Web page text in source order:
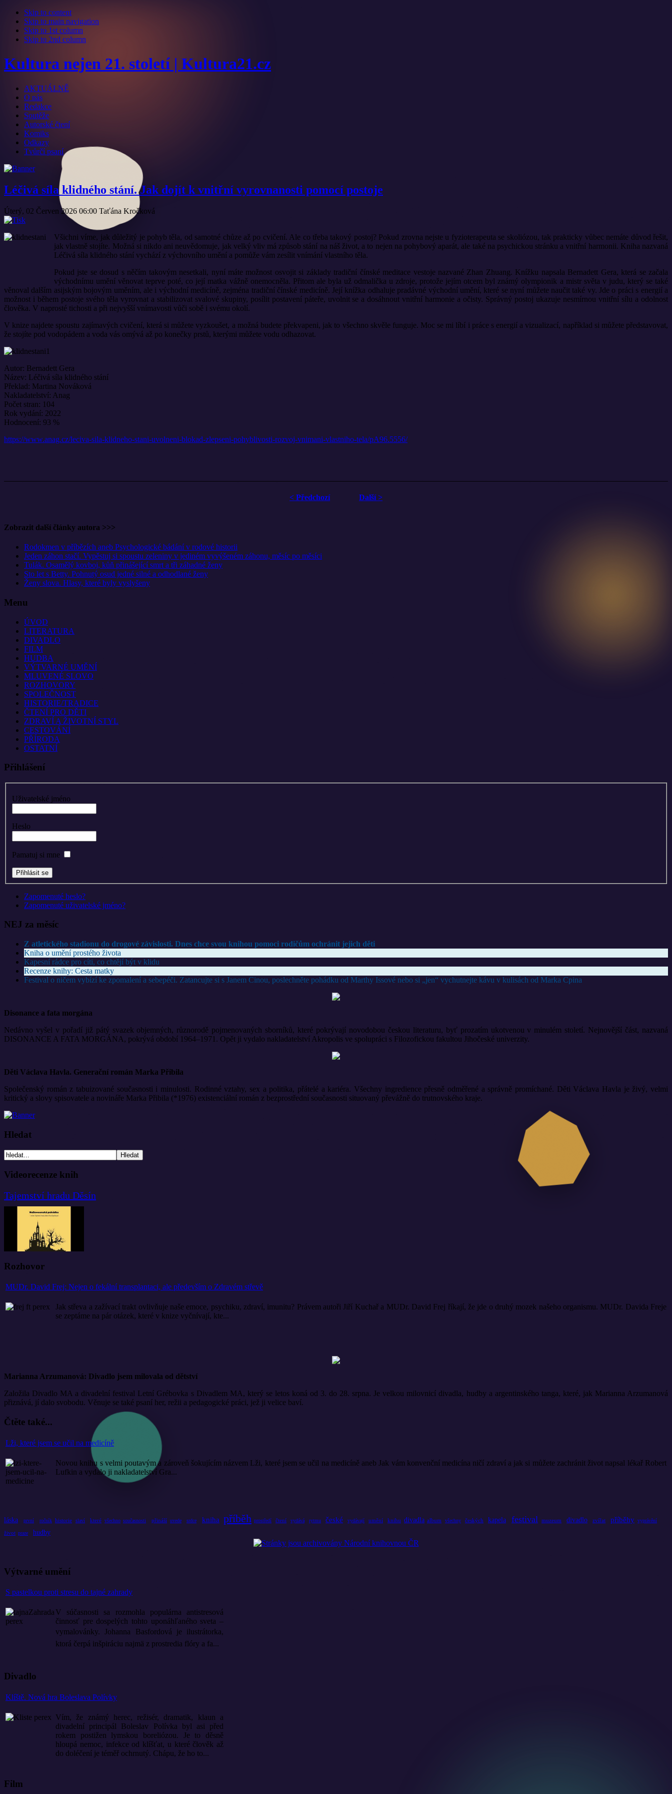
Skip to content
Skip to main navigation
Skip to 1st column
Skip to 2nd column
Kultura nejen 21. století | Kultura21.cz
AKTUÁLNĚ
O nás
Redakce
Soutěže
Autorské čtení
Komiks
Odkazy
Tvůrčí psaní
Léčivá síla klidného stání. Jak dojít k vnitřní vyrovnanosti pomocí postoje
Úterý, 02 Červen 2026 06:00 Taťána Kročková
Všichni víme, jak důležitý je pohyb těla, od samotné chůze až po cvičení. Ale co třeba takový postoj? Pokud zrovna nejste u fyzioterapeuta se skoliózou, tak prakticky vůbec nemáte důvod řešit,
jak vlastně stojíte. Možná si nikdo ani neuvědomuje, jak velký vliv má způsob stání na náš život, a to nejen na pohybový aparát, ale také na psychickou stránku a vnitřní harmonii. Kniha nazvaná
Léčivá síla klidného stání vychází z výchovního umění a pomůže vám zesílit vnímání vlastního těla.
Pokud jste se dosud s něčím takovým nesetkali, nyní máte možnost osvojit si základy tradiční čínské meditace vestoje nazvané Zhan Zhuang. Knížku napsala Bernadett Gera, která se začala
východnímu umění věnovat teprve poté, co její matka vážně onemocněla. Přitom ale byla už odmalička u zdroje, protože jejím otcem byl známý olympionik a mistr světa v judu, který se také
věnoval dalším asijským bojovým uměním, ale i východní medicíně, zejména tradiční čínské medicíně. Její knížka odhaluje pradávné východní umění, které se nyní můžete naučit také vy. Jde o práci s energií a
možnost i během postoje svého těla vyrovnat a stabilizovat svalové skupiny, posílit postavení páteře, uvolnit se a dosáhnout vnitřní harmonie a očisty. Správný postoj ukazuje nesmírnou vnitřní sílu a odolnost
člověka. V naprosté tichosti a při nejvyšší vnímavosti vůči sobě i svému okolí.
V knize najdete spoustu zajímavých cvičení, která si můžete vyzkoušet, a možná budete překvapeni, jak to všechno skvěle funguje. Moc se mi líbí i práce s energií a vizualizací, například si můžete představovat,
že stojíte pod vodopádem a voda vás omývá až po konečky prstů, kterými můžete vodu odhazovat.
Autor: Bernadett Gera
Název: Léčivá síla klidného stání
Překlad: Martina Nováková
Nakladatelství: Anag
Počet stran: 104
Rok vydání: 2022
Hodnocení: 93 %
https://www.anag.cz/leciva-sila-klidneho-stani-uvolneni-blokad-zlepseni-pohyblivosti-rozvoj-vnimani-vlastniho-tela/pA96.5556/
< Předchozí Další >
Zobrazit další články autora >>>
Rodokmen v příbězích aneb Psychologické bádání v rodové historii
Jeden záhon stačí. Vypěstuj si spoustu zeleniny v jediném vyvýšeném záhonu, měsíc po měsíci
Tulák. Osamělý kovboj, kůň přinášející smrt a tři záhadné ženy
Sto let s Betty. Pohnutý osud jedné silné a odhodlané ženy
Ženy slova. Hlasy, které byly vyslyšeny
Menu
ÚVOD
LITERATURA
DIVADLO
FILM
HUDBA
VÝTVARNÉ UMĚNÍ
MLUVENÉ SLOVO
ROZHOVORY
SPOLEČNOST
HISTORIE/TRADICE
ČTENÍ PRO DĚTI
ZDRAVÍ A ŽIVOTNÍ STYL
CESTOVÁNÍ
PŘÍRODA
OSTATNÍ
Přihlášení
Uživatelské jméno
Heslo
Pamatuj si mne
Zapomenuté heslo?
Zapomenuté uživatelské jméno?
NEJ za měsíc
Z atletického stadionu do drogové závislosti. Dnes chce svou knihou pomoci rodičům ochránit jejich děti
Kniha o umění prostého života
Kapesní rádce pro cíti, co chtějí být v klidu
Recenze knihy: Cesta matky
Festival o ničem vybízí ke zpomalení a sebepéči. Zatancujte si s Janem Cinou, poslechněte pohádku od Marthy Issové nebo si „jen“ vychutnejte kávu v kulisách od Marka Cpina
Disonance a fata morgána
Nedávno vyšel v pořadí již pátý svazek objemných, různorodě pojmenovaných sborníků, které pokrývají novodobou českou literaturu, byť prozatím ukotvenou v minulém století. Nejnovější část, nazvaná
DISONANCE A FATA MORGÁNA, pokrývá období 1964–1971. Opět ji vydalo nakladatelství Akropolis ve spolupráci s Filozofickou fakultou Jihočeské univerzity.
Děti Václava Havla. Generační román Marka Přibila
Společenský román z tabuizované současnosti i minulosti. Rodinné vztahy, sex a politika, přátelé a kariéra. Všechny ingredience přesně odměřené a správně promíchané. Děti Václava Havla je živý, velmi
kritický a slovy spisovatele a novináře Marka Přibila (*1976) existenciální román z bezprostřední současnosti situovaný převážně do trutnovského kraje.
Hledat
Videorecenze knih
Tajemství hradu Děsín
Rozhovor
MUDr. David Frej: Nejen o fekální transplantaci, ale především o Zdravém střevě
Jak střeva a zažívací trakt ovlivňuje naše emoce, psychiku, zdraví, imunitu? Právem autoři Jiří Kuchař a MUDr. David Frej říkají, že jde o druhý mozek našeho organismu. MUDr. Davida Freje
se zeptáme na pár otázek, které v knize vyčnívají, kte...
Marianna Arzumanová: Divadlo jsem milovala od dětství
Založila Divadlo MA a divadelní festival Letní Grébovka s Divadlem MA, který se letos koná od 3. do 28. srpna. Je velkou milovnicí divadla, hudby a argentinského tanga, které, jak Marianna Arzumanová
přiznává, jí dalo svobodu. Věnuje se také psaní her, režii a pedagogické práci, jež ji velice baví.
Čtěte také...
Lži, které jsem se učil na medicíně
Novou knihu s velmi poutavým a zároveň šokujícím názvem Lži, které jsem se učil na medicíně aneb Jak vám konvenční medicína ničí zdraví a jak si můžete zachránit život napsal lékař Robert
Lufkin a vydalo ji nakladatelství Gra...
láska první ročník historie slaví které všechno současnosti přináší uvede srdce kniha příběh prostředí čtení vydává rytmu české vydávají umění knihu divadla album všechny českých kapela festival muzeum divadlo zvířat příběhy vyprávění
život praze hudby
Výtvarné umění
S pastelkou proti stresu do tajné zahrady
V súčasnosti sa rozmohla populárna antistresová
činnosť pre dospelých tohto uponáhľaného sveta –
vymalovánky.Johanna Basfordová je ilustrátorka,
ktorá čerpá inšpiráciu najmä z prostredia flóry a fa...
Divadlo
Klíště. Nová hra Boleslava Polívky
Vím, že známý herec, režisér, dramatik, klaun a
divadelní principál Boleslav Polívka byl asi před
rokem postižen lymskou boreliózou. Je to děsně
hloupá nemoc, infekce od klíšťat, u které člověk až
do doléčení je téměř ochrnutý. Chápu, že ho to...
Film